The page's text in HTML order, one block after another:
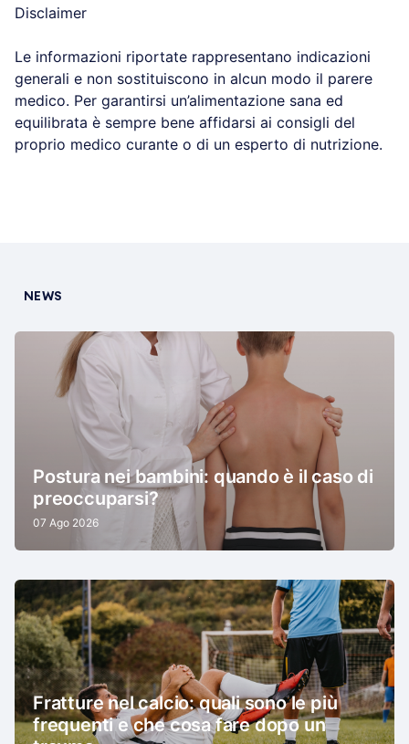
Disclaimer
Le informazioni riportate rappresentano indicazioni
generali e non sostituiscono in alcun modo il parere
medico. Per garantirsi un’alimentazione sana ed
equilibrata è sempre bene affidarsi ai consigli del
proprio medico curante o di un esperto di nutrizione.
NEWS
Postura nei bambini: quando è il caso di
preoccuparsi?
07 Ago 2026
Fratture nel calcio: quali sono le più
frequenti e che cosa fare dopo un